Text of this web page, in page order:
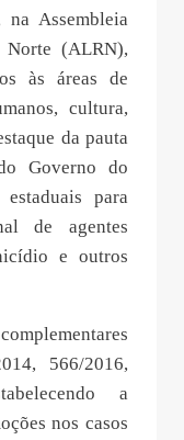
Assembleia
(ALRN),
às áreas de
cultura,
da pauta
Governo do
para
de agentes
e outros
566/2016,
a
nos casos